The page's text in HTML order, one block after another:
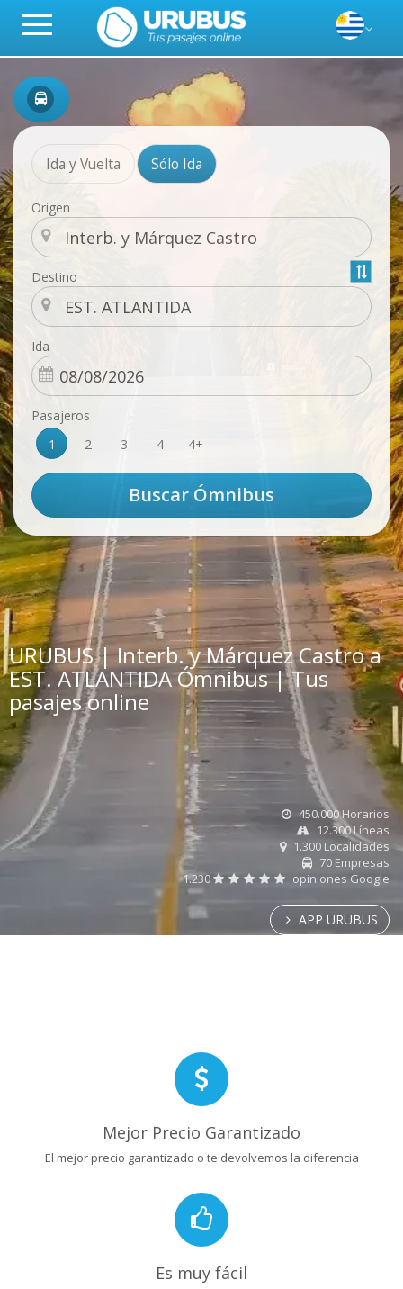
Ida y Vuelta Sólo Ida
Origen
Destino
Ida
Pasajeros
1
2 3 4 4+
URUBUS | Interb. y Márquez Castro a
EST. ATLANTIDA Ómnibus | Tus
pasajes online
450.000 Horarios
12.300 Líneas
1.300 Localidades
70 Empresas
1.230
opiniones Google
APP URUBUS
Mejor Precio Garantizado
El mejor precio garantizado o te devolvemos la diferencia
Es muy fácil